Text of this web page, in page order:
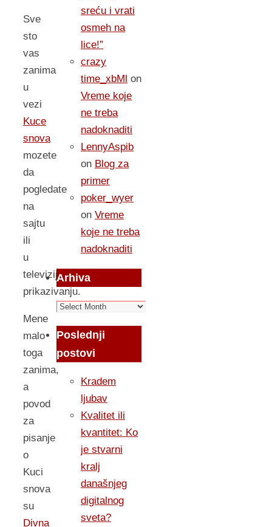
Sve
sto
vas
zanima
u
vezi
Kuce
snova
mozete
da
pogledate
na
sajtu
ili
u
televizijskom
prikazivanju.
Mene
malo
toga
zanima,
a
povod
za
pisanje
o
Kuci
snova
su
Divna
sreću i vrati
osmeh na
lice!”
crazy
time_xbMl on
Vreme koje
ne treba
nadoknaditi
LennyAspib
on Blog za
primer
poker_wyer
on Vreme
koje ne treba
nadoknaditi
Arhiva
Arhiva
Poslednji
postovi
Kradem
ljubav
Kvalitet ili
kvantitet: Ko
je stvarni
kralj
današnjeg
digitalnog
sveta?